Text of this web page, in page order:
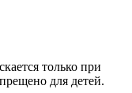
только при
для детей.